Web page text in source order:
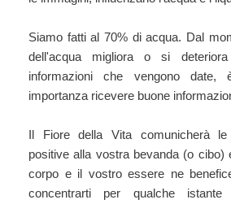
Siamo fatti al 70% di acqua. Dal
dell'acqua migliora o si
informazioni che vengono date,
importanza ricevere buone
Il Fiore della Vita comunicherà
positive alla vostra bevanda (o
corpo e il vostro essere ne
concentrarti per qualche